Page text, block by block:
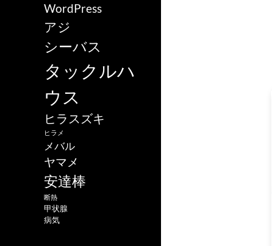
WordPress
アジ
シーバス
タックルハ
ウス
ヒラスズキ
ヒラメ
メバル
ヤマメ
安達棒
断熱
甲状腺
病気